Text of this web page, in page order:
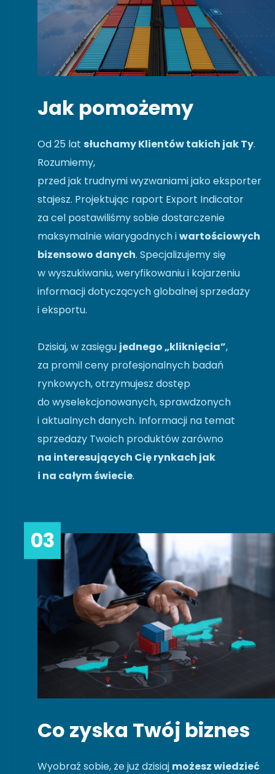
Jak pomożemy
Od 25 lat słuchamy Klientów takich jak Ty.
Rozumiemy,
przed jak trudnymi wyzwaniami jako eksporter
stajesz. Projektując raport Export Indicator
za cel postawiliśmy sobie dostarczenie
maksymalnie wiarygodnych iwartościowych
bizensowo danych. Specjalizujemy się
w wyszukiwaniu, weryfikowaniu i kojarzeniu
informacji dotyczących globalnej sprzedaży
i eksportu.
Dzisiaj, w zasięgu jednego „kliknięcia”,
za promil ceny profesjonalnych badań
rynkowych, otrzymujesz dostęp
do wyselekcjonowanych, sprawdzonych
i aktualnych danych. Informacji na temat
sprzedaży Twoich produktów zarówno
na interesujących Cię rynkach jak
i na całym świecie.
03
Co zyska Twój biznes
Wyobraź sobie, że już dzisiaj możesz wiedzieć